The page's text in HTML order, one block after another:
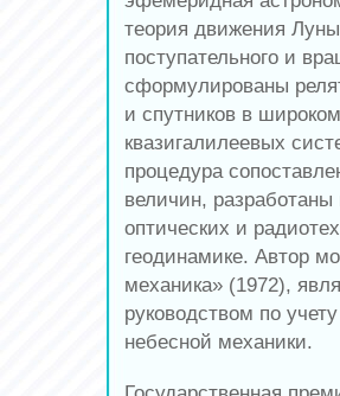
теория движения
поступательного и
сформулированы
и спутников в
квазигалилеевых
процедура
величин,
оптических и
геодинамике. Автор
механика» (1972),
руководством по
небесной механики.